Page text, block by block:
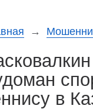
→
в